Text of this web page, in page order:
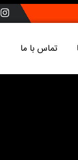
تماس با ما